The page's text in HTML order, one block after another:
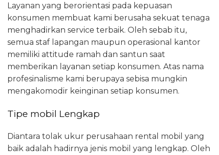
Layanan yang berorientasi pada kepuasan
konsumen membuat kami berusaha sekuat tenaga
menghadirkan service terbaik. Oleh sebab itu,
semua staf lapangan maupun operasional kantor
memiliki attitude ramah dan santun saat
memberikan layanan setiap konsumen. Atas nama
profesinalisme kami berupaya sebisa mungkin
mengakomodir keinginan setiap konsumen.
Tipe mobil Lengkap
Diantara tolak ukur perusahaan rental mobil yang
baik adalah hadirnya jenis mobil yang lengkap. Oleh